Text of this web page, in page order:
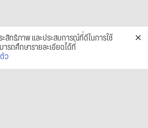
สิทธิภาพ และประสบการณ์ที่ดีในการใช้
รถศึกษารายละเอียดได้ที่
ว